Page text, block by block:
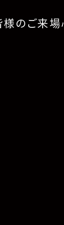
様のご来場